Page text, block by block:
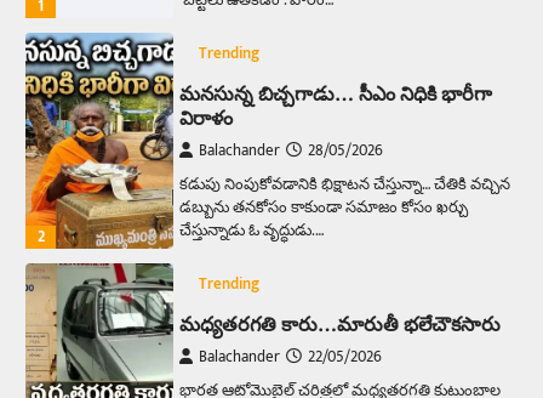
1
2
Trending
మనసున్న బిచ్చగాడు… సీఎం నిధికి భారీగా
విరాళం
Balachander 28/05/2026
కడుపు నింపుకోవడానికి భిక్షాటన చేస్తున్నా… చేతికి వచ్చిన
డబ్బును తనకోసం కాకుండా సమాజం కోసం ఖర్చు
చేస్తున్నాడు ఓ వృద్ధుడు.…
Trending
మధ్యతరగతి కారు…మారుతీ భలేచౌకసారు
Balachander 22/05/2026
భారత ఆటోమొబైల్ చరిత్రలో మధ్యతరగతి కుటుంబాల